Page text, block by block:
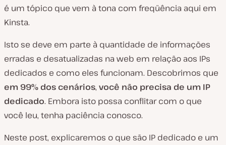
é um tópico que vem à tona com freqüência aqui em
Kinsta.
Isto se deve em parte à quantidade de informações
erradas e desatualizadas na web em relação aos IPs
dedicados e como eles funcionam. Descobrimos que
em 99% dos cenários, você não precisa de um IP
dedicado. Embora isto possa conflitar com o que
você leu, tenha paciência conosco.
Neste post, explicaremos o que são IP dedicado e um